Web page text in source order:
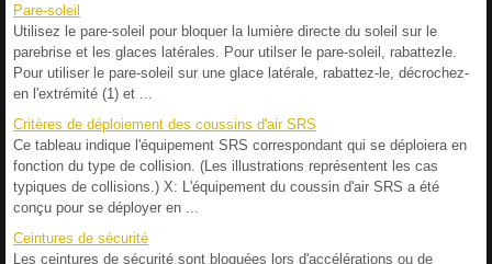
Pare-soleil
Utilisez le pare-soleil pour bloquer la lumière directe du soleil sur le
parebrise et les glaces latérales. Pour utilser le pare-soleil, rabattezle.
Pour utiliser le pare-soleil sur une glace latérale, rabattez-le, décrochez-
en l'extrémité (1) et ...
Critères de déploiement des coussins d'air SRS
Ce tableau indique l'équipement SRS correspondant qui se déploiera en
fonction du type de collision. (Les illustrations représentent les cas
typiques de collisions.) X: L'équipement du coussin d'air SRS a été
conçu pour se déployer en ...
Ceintures de sécurité
Les ceintures de sécurité sont bloquées lors d'accélérations ou de